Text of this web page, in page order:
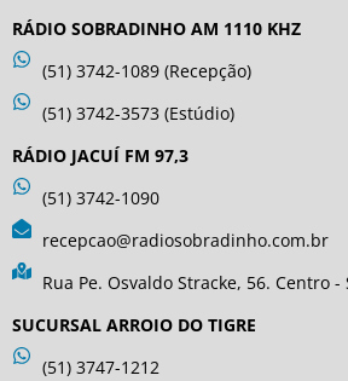
RÁDIO SOBRADINHO AM 1110 KHZ
(51) 3742-1089 (Recepção)
(51) 3742-3573 (Estúdio)
RÁDIO JACUÍ FM 97,3
(51) 3742-1090
recepcao@radiosobradinho.com.br
Rua Pe. Osvaldo Stracke, 56. Centro
SUCURSAL ARROIO DO TIGRE
(51) 3747-1212